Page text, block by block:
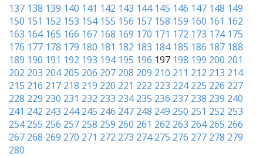
137 138 139 140 141 142 143 144 145 146 147 148 149
150 151 152 153 154 155 156 157 158 159 160 161 162
163 164 165 166 167 168 169 170 171 172 173 174 175
176 177 178 179 180 181 182 183 184 185 186 187 188
189 190 191 192 193 194 195 196 197 198 199 200 201
202 203 204 205 206 207 208 209 210 211 212 213 214
215 216 217 218 219 220 221 222 223 224 225 226 227
228 229 230 231 232 233 234 235 236 237 238 239 240
241 242 243 244 245 246 247 248 249 250 251 252 253
254 255 256 257 258 259 260 261 262 263 264 265 266
267 268 269 270 271 272 273 274 275 276 277 278 279
280